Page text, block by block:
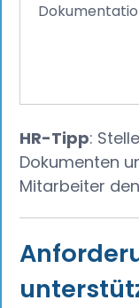
HR-Tipp:
Dokumenten
Mitarbeiter